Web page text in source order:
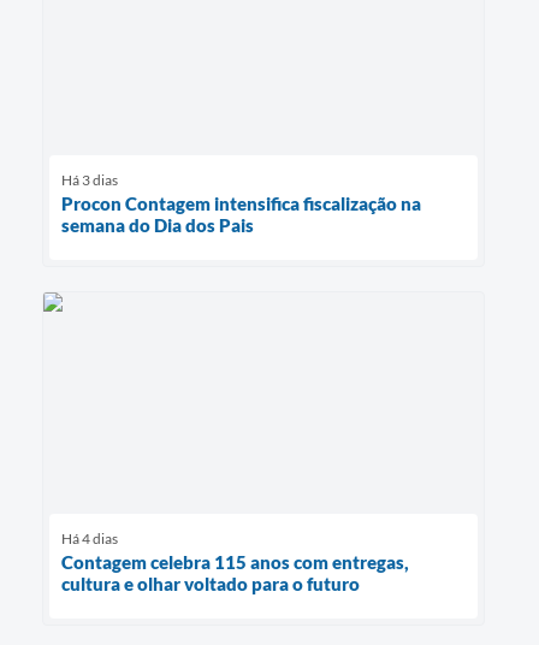
Há 3 dias
Procon Contagem intensifica fiscalização na
semana do Dia dos Pais
Há 4 dias
Contagem celebra 115 anos com entregas,
cultura e olhar voltado para o futuro